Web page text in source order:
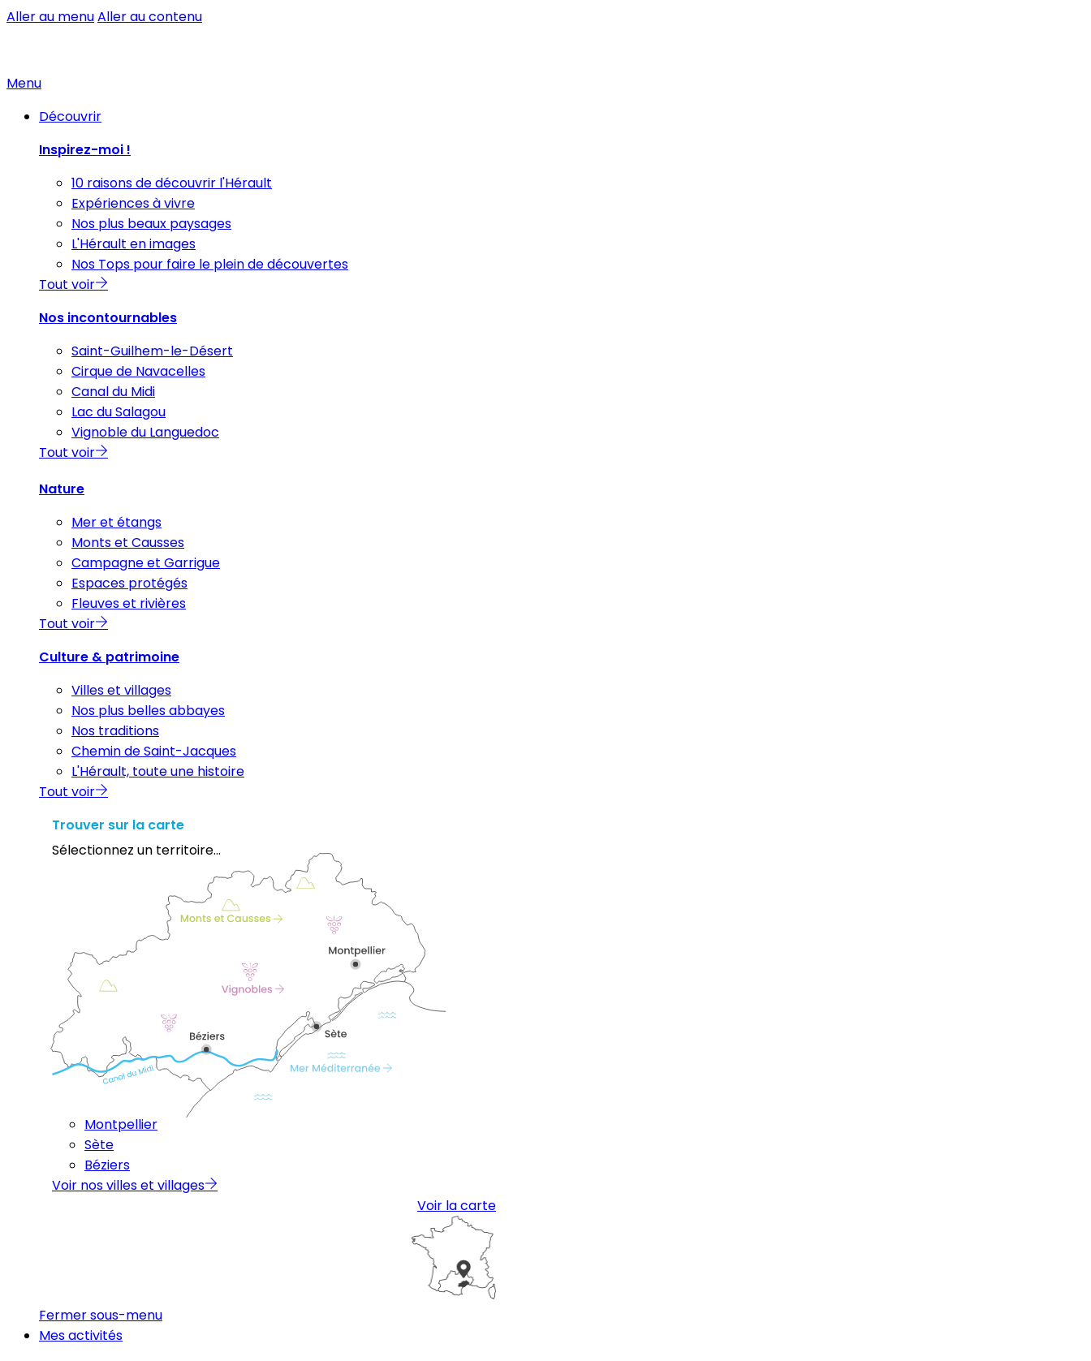
Aller au menuAller au contenu
Menu
Découvrir
Inspirez-moi !
10 raisons de découvrir l'Hérault
Expériences à vivre
Nos plus beaux paysages
L'Hérault en images
Nos Tops pour faire le plein de découvertes
Tout voir
Nos incontournables
Saint-Guilhem-le-Désert
Cirque de Navacelles
Canal du Midi
Lac du Salagou
Vignoble du Languedoc
Tout voir
Nature
Mer et étangs
Monts et Causses
Campagne et Garrigue
Espaces protégés
Fleuves et rivières
Tout voir
Culture & patrimoine
Villes et villages
Nos plus belles abbayes
Nos traditions
Chemin de Saint-Jacques
L'Hérault, toute une histoire
Tout voir
Trouver sur la carte
Sélectionnez un territoire...
Montpellier
Sète
Béziers
Voir nos villes et villages
Voir la carte
Fermer sous-menu
Mes activités